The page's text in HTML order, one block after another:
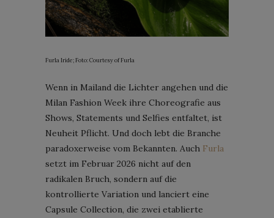
Furla Iride; Foto: Courtesy of Furla
Wenn in Mailand die Lichter angehen und die
Milan Fashion Week ihre Choreografie aus
Shows, Statements und Selfies entfaltet, ist
Neuheit Pflicht. Und doch lebt die Branche
paradoxerweise vom Bekannten. Auch Furla
setzt im Februar 2026 nicht auf den
radikalen Bruch, sondern auf die
kontrollierte Variation und lanciert eine
Capsule Collection, die zwei etablierte